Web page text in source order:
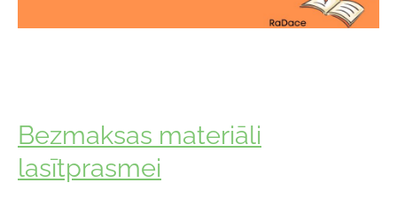
Bezmaksas materiāli
lasītprasmei